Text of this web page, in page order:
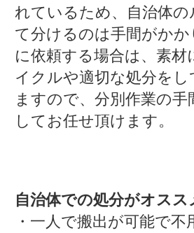
れているため、自治体の
て分けるのは手間がか
に依頼する場合は、素材
イクルや適切な処分をし
ますので、分別作業の手
してお任せ頂けます。
自治体での処分がオス
・一人で搬出が可能で不